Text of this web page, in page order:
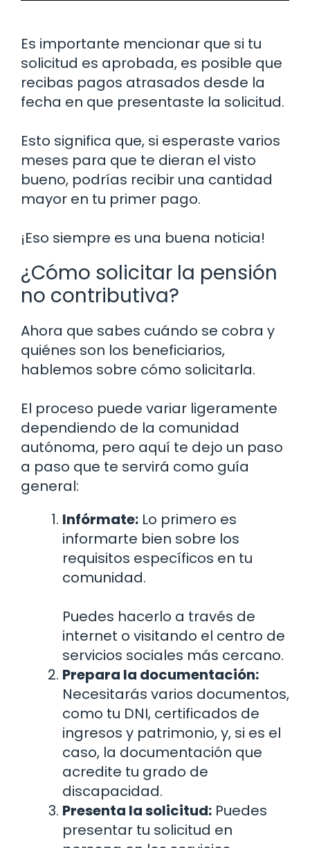
Es importante mencionar que si tu
solicitud es aprobada, es posible que
recibas pagos atrasados desde la
fecha en que presentaste la solicitud.
Esto significa que, si esperaste varios
meses para que te dieran el visto
bueno, podrías recibir una cantidad
mayor en tu primer pago.
¡Eso siempre es una buena noticia!
¿Cómo solicitar la pensión
no contributiva?
Ahora que sabes cuándo se cobra y
quiénes son los beneficiarios,
hablemos sobre cómo solicitarla.
El proceso puede variar ligeramente
dependiendo de la comunidad
autónoma, pero aquí te dejo un paso
a paso que te servirá como guía
general:
Infórmate: Lo primero es
informarte bien sobre los
requisitos específicos en tu
comunidad.
Puedes hacerlo a través de
internet o visitando el centro de
servicios sociales más cercano.
Prepara la documentación:
Necesitarás varios documentos,
como tu DNI, certificados de
ingresos y patrimonio, y, si es el
caso, la documentación que
acredite tu grado de
discapacidad.
Presenta la solicitud: Puedes
presentar tu solicitud en